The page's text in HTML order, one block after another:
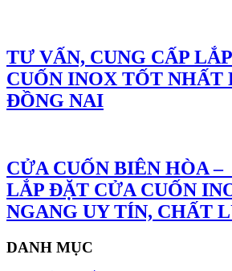
TƯ VẤN, CUNG CẤP
CUỐN INOX TỐT NHẤT
ĐỒNG NAI
CỬA CUỐN BIÊN HÒA –
LẮP ĐẶT CỬA CUỐN
NGANG UY TÍN, CHẤT
DANH MỤC